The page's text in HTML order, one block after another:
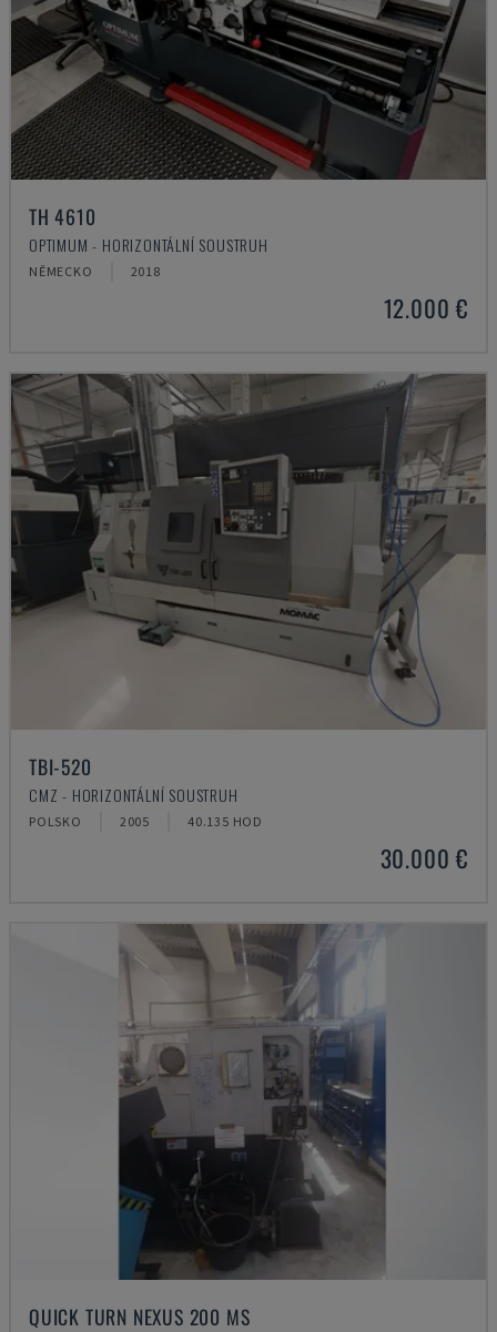
TH 4610
OPTIMUM - HORIZONTÁLNÍ SOUSTRUH
NĚMECKO 2018
12.000 €
TBI-520
CMZ - HORIZONTÁLNÍ SOUSTRUH
POLSKO 2005 40.135 HOD
30.000 €
QUICK TURN NEXUS 200 MS